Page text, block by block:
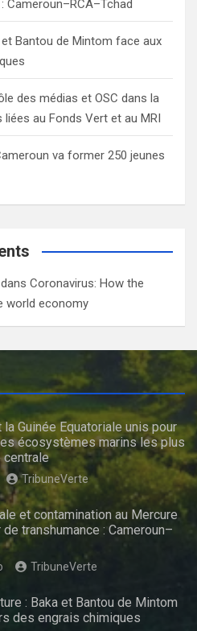
Cameroun–RCA–Tchad
Bantou de Mintom face aux
des médias et OSC dans la
au Fonds Vert et au MRI
va former 250 jeunes
dans Coronavirus: How the
world economy
la Guinée Equatoriale unis pour
écosystèmes marins les plus
centrale
TribuneVerte
et contamination au Mercure
transhumance : Cameroun–
TribuneVerte
: Baka et Bantou de Mintom
des engrais chimiques